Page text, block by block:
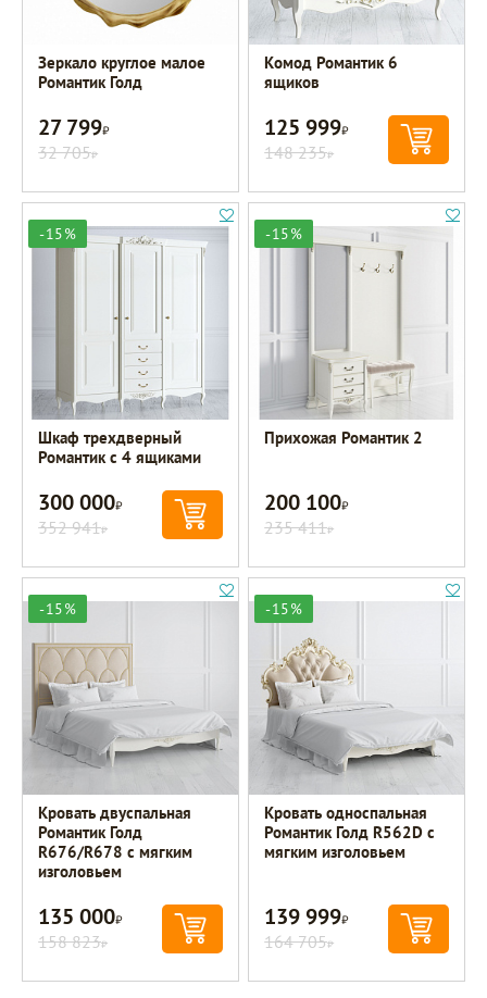
Зеркало круглое малое
Романтик Голд
27 799Р
32 705Р
Комод Романтик 6
ящиков
125 999Р
148 235Р
-15%
Шкаф трехдверный
Романтик с 4 ящиками
300 000Р
352 941Р
-15%
Прихожая Романтик 2
200 100Р
235 411Р
-15%
Кровать двуспальная
Романтик Голд
R676/R678 с мягким
изголовьем
135 000Р
158 823Р
-15%
Кровать односпальная
Романтик Голд R562D с
мягким изголовьем
139 999Р
164 705Р